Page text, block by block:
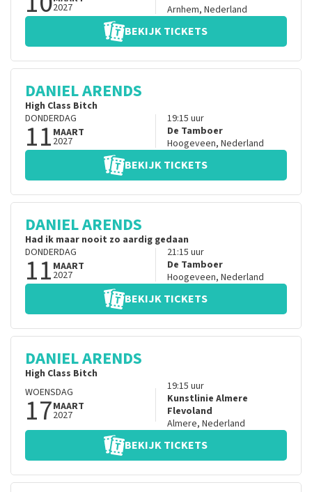
2027
Arnhem, Nederland
BEKIJK TICKETS
DANIEL ARENDS
High Class Bitch
DONDERDAG
11 MAART
2027
19:15 uur
De Tamboer
Hoogeveen, Nederland
BEKIJK TICKETS
DANIEL ARENDS
Had ik maar nooit zo aardig gedaan
DONDERDAG
11 MAART
2027
21:15 uur
De Tamboer
Hoogeveen, Nederland
BEKIJK TICKETS
DANIEL ARENDS
High Class Bitch
WOENSDAG
17MAART
2027
19:15 uur
Kunstlinie Almere
Flevoland
Almere, Nederland
BEKIJK TICKETS